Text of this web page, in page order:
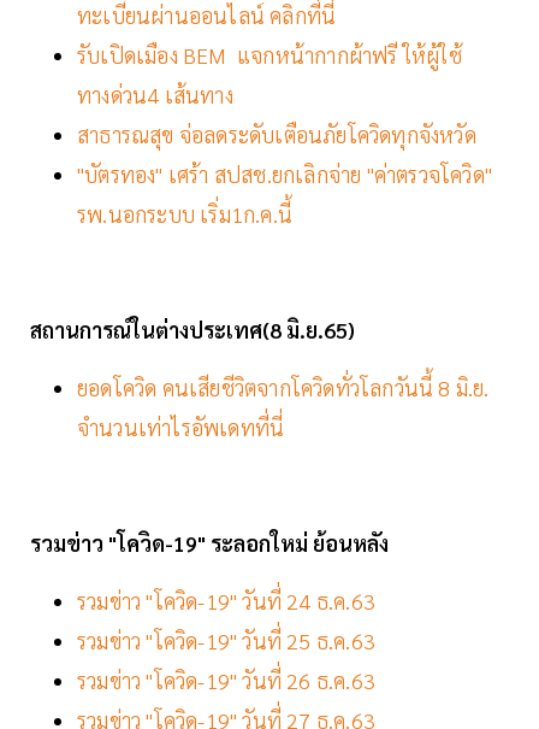
ทะเบียนผ่านออนไลน์ คลิกที่นี่
รับเปิดเมือง BEM แจกหน้ากากผ้าฟรี ให้ผู้ใช้
ทางด่วน4 เส้นทาง
สาธารณสุข จ่อลดระดับเตือนภัยโควิดทุกจังหวัด
"บัตรทอง" เศร้า สปสช.ยกเลิกจ่าย "ค่าตรวจโควิด"
รพ.นอกระบบ เริ่ม1ก.ค.นี้
สถานการณ์ในต่างประเทศ(8 มิ.ย.65)
ยอดโควิด คนเสียชีวิตจากโควิดทั่วโลกวันนี้ 8 มิ.ย.
จำนวนเท่าไรอัพเดทที่นี่
รวมข่าว "โควิด-19" ระลอกใหม่ ย้อนหลัง
รวมข่าว "โควิด-19" วันที่ 24 ธ.ค.63
รวมข่าว "โควิด-19" วันที่ 25 ธ.ค.63
รวมข่าว "โควิด-19" วันที่ 26 ธ.ค.63
รวมข่าว "โควิด-19" วันที่ 27 ธ.ค.63